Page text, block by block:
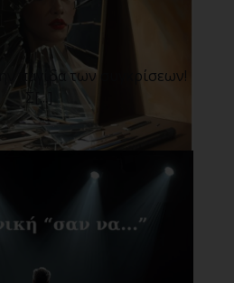
παγίδα των συγκρίσεων!
Σ[...]